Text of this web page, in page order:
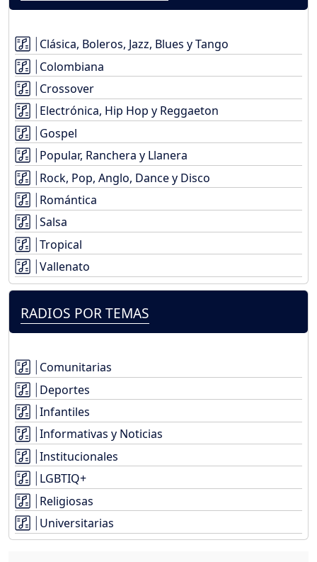
Clásica, Boleros, Jazz, Blues y Tango
Colombiana
Crossover
Electrónica, Hip Hop y Reggaeton
Gospel
Popular, Ranchera y Llanera
Rock, Pop, Anglo, Dance y Disco
Romántica
Salsa
Tropical
Vallenato
RADIOS POR TEMAS
Comunitarias
Deportes
Infantiles
Informativas y Noticias
Institucionales
LGBTIQ+
Religiosas
Universitarias